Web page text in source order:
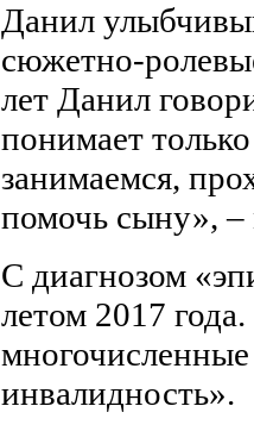
Данил
сюжетно-
лет Данил
понимает
занимаемся,
помочь сыну», –
С диагнозом
летом 2017
инвалидность».